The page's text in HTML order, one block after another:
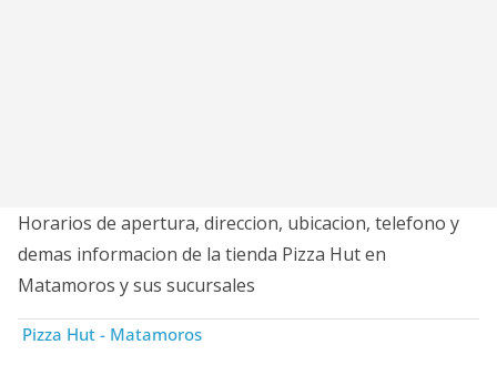
Horarios de apertura, direccion, ubicacion, telefono y
demas informacion de la tienda Pizza Hut en
Matamoros y sus sucursales
Pizza Hut - Matamoros